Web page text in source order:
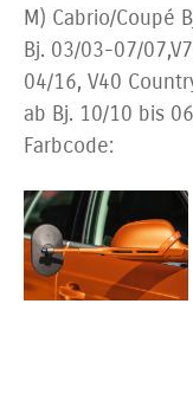
M) Cabrio/Coupé
Bj. 03/03-07/
04/16, V40
ab Bj. 10/10 bis
Farbcode: